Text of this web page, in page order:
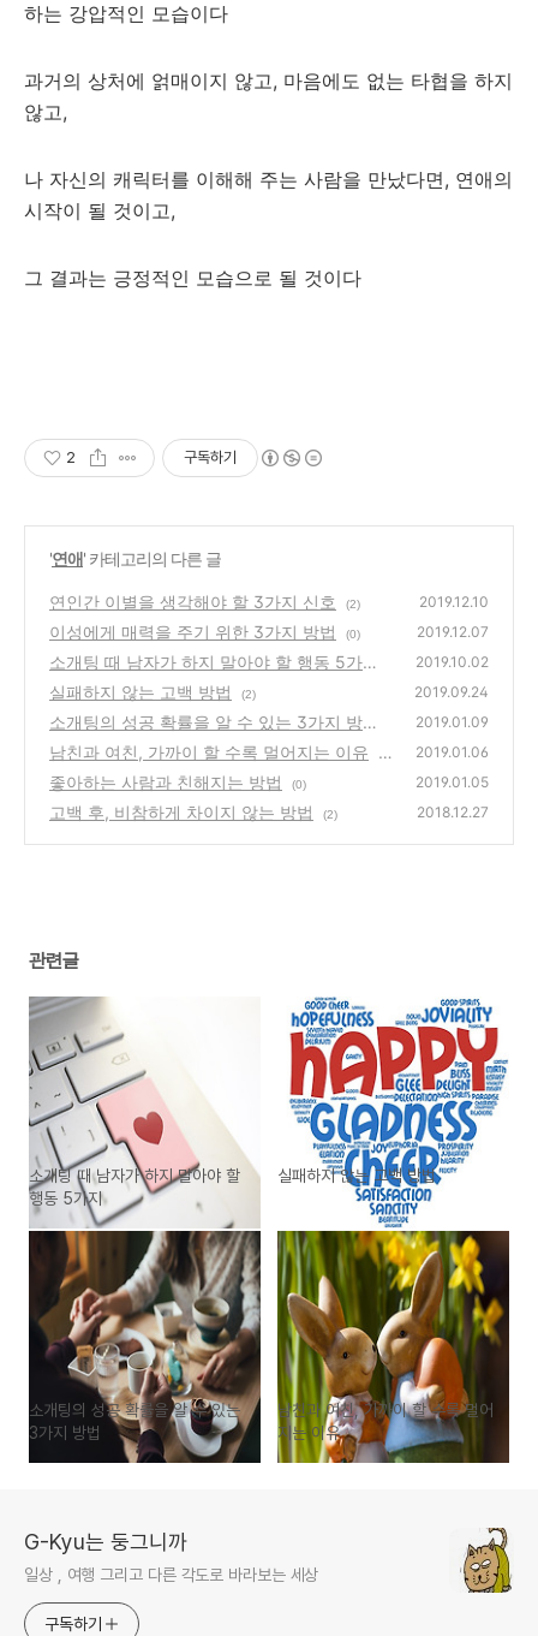
하는 강압적인 모습이다
과거의 상처에 얽매이지 않고, 마음에도 없는 타협을 하지
않고,
나 자신의 캐릭터를 이해해 주는 사람을 만났다면, 연애의
시작이 될 것이고,
그 결과는 긍정적인 모습으로 될 것이다
2 구독하기
'연애' 카테고리의 다른 글
연인간 이별을 생각해야 할 3가지 신호 (2) 2019.12.10
이성에게 매력을 주기 위한 3가지 방법 (0) 2019.12.07
소개팅 때 남자가 하지 말아야 할 행동 5가지
(2)
2019.10.02
실패하지 않는 고백 방법 (2) 2019.09.24
소개팅의 성공 확률을 알 수 있는 3가지 방법
(8)
2019.01.09
남친과 여친, 가까이 할 수록 멀어지는 이유
(1
0)
2019.01.06
좋아하는 사람과 친해지는 방법 (0) 2019.01.05
고백 후, 비참하게 차이지 않는 방법 (2) 2018.12.27
관련글
소개팅 때 남자가 하지 말아야 할
행동 5가지
실패하지 않는 고백 방법
소개팅의 성공 확률을 알 수 있는
3가지 방법
남친과 여친, 가까이 할 수록 멀어
지는 이유
G-Kyu는 둥그니까
일상 , 여행 그리고 다른 각도로 바라보는 세상
구독하기